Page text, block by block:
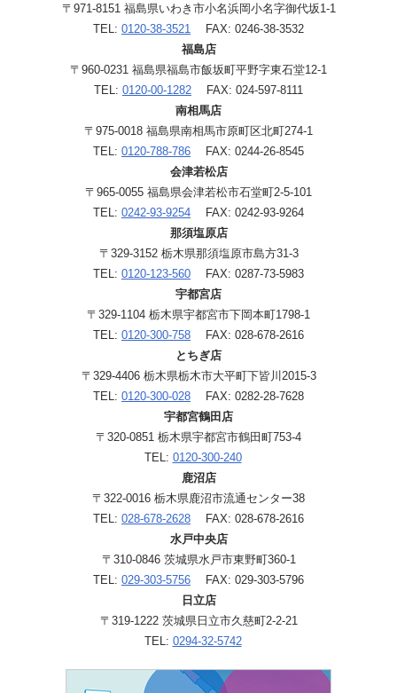
〒971-8151 福島県いわき市小名浜岡小名字御代坂1-1
TEL: 0120-38-3521
FAX: 0246-38-3532
福島店
〒960-0231 福島県福島市飯坂町平野字東石堂12-1
TEL: 0120-00-1282 FAX: 024-597-8111
南相馬店
〒975-0018 福島県南相馬市原町区北町274-1
TEL: 0120-788-786 FAX: 0244-26-8545
会津若松店
〒965-0055 福島県会津若松市石堂町2-5-101
TEL: 0242-93-9254 FAX: 0242-93-9264
那須塩原店
〒329-3152 栃木県那須塩原市島方31-3
TEL: 0120-123-560 FAX: 0287-73-5983
宇都宮店
〒329-1104 栃木県宇都宮市下岡本町1798-1
TEL: 0120-300-758 FAX: 028-678-2616
とちぎ店
〒329-4406 栃木県栃木市大平町下皆川2015-3
TEL: 0120-300-028 FAX: 0282-28-7628
宇都宮鶴田店
〒320-0851 栃木県宇都宮市鶴田町753-4
TEL: 0120-300-240
鹿沼店
〒322-0016 栃木県鹿沼市流通センター38
TEL: 028-678-2628 FAX: 028-678-2616
水戸中央店
〒310-0846 茨城県水戸市東野町360-1
TEL: 029-303-5756 FAX: 029-303-5796
日立店
〒319-1222 茨城県日立市久慈町2-2-21
TEL: 0294-32-5742